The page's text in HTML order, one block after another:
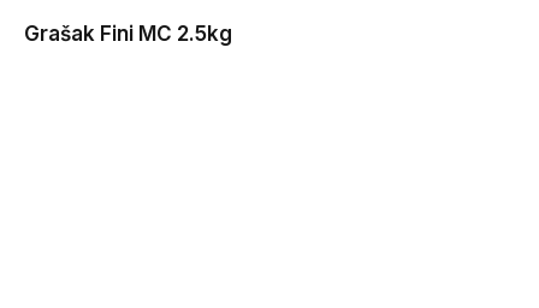
Grašak Fini MC 2.5kg